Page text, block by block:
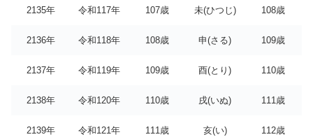
2135年 令和117年 107歳 未(ひつじ) 108歳
2136年 令和118年 108歳 申(さる) 109歳
2137年 令和119年 109歳 酉(とり) 110歳
2138年 令和120年 110歳 戌(いぬ) 111歳
2139年 令和121年 111歳 亥(い) 112歳